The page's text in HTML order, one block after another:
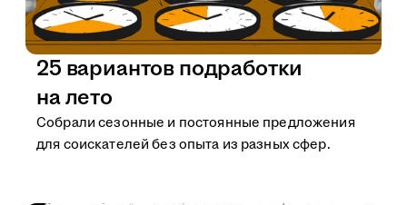
25 вариантов подработки
на лето
Собрали сезонные и постоянные предложения
для соискателей без опыта из разных сфер.